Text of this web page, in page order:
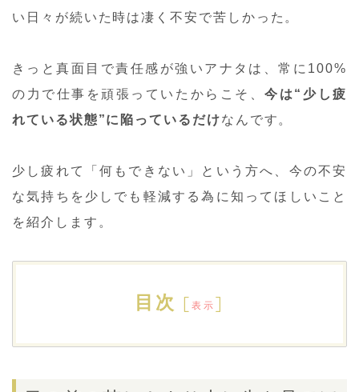
い日々が続いた時は凄く不安で苦しかった。
きっと真面目で責任感が強いアナタは、常に100%
の力で仕事を頑張っていたからこそ、今は“少し疲
れている状態”に陥っているだけなんです。
少し疲れて「何もできない」という方へ、今の不安
な気持ちを少しでも軽減する為に知ってほしいこと
を紹介します。
目次 [ 表示 ]